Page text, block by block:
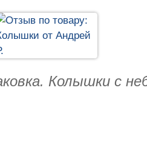
Колышки с